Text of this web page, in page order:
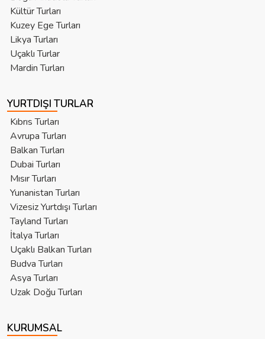
Kültür Turları
Kuzey Ege Turları
Likya Turları
Uçaklı Turlar
Mardin Turları
YURTDIŞI TURLAR
Kıbrıs Turları
Avrupa Turları
Balkan Turları
Dubai Turları
Mısır Turları
Yunanistan Turları
Vizesiz Yurtdışı Turları
Tayland Turları
İtalya Turları
Uçaklı Balkan Turları
Budva Turları
Asya Turları
Uzak Doğu Turları
KURUMSAL